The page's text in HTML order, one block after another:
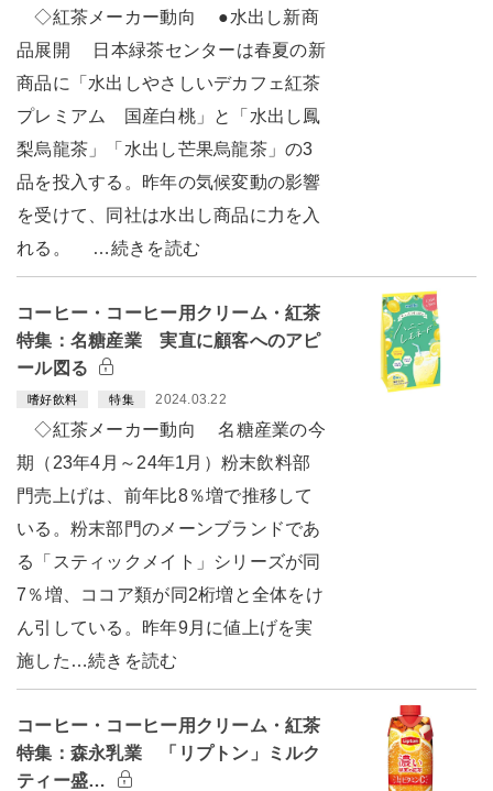
◇紅茶メーカー動向 ●水出し新商
品展開 日本緑茶センターは春夏の新
商品に「水出しやさしいデカフェ紅茶
プレミアム 国産白桃」と「水出し鳳
梨烏龍茶」「水出し芒果烏龍茶」の3
品を投入する。昨年の気候変動の影響
を受けて、同社は水出し商品に力を入
れる。 …続きを読む
コーヒー・コーヒー用クリーム・紅茶
特集：名糖産業 実直に顧客へのアピ
ール図る
嗜好飲料 特集 2024.03.22
◇紅茶メーカー動向 名糖産業の今
期（23年4月～24年1月）粉末飲料部
門売上げは、前年比8％増で推移して
いる。粉末部門のメーンブランドであ
る「スティックメイト」シリーズが同
7％増、ココア類が同2桁増と全体をけ
ん引している。昨年9月に値上げを実
施した…続きを読む
コーヒー・コーヒー用クリーム・紅茶
特集：森永乳業 「リプトン」ミルク
ティー盛…